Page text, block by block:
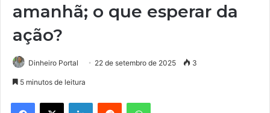
amanhã; o que esperar da
ação?
Dinheiro Portal 22 de setembro de 2025 3
5 minutos de leitura
Facebook
X LinkedinReddit WhatsApp